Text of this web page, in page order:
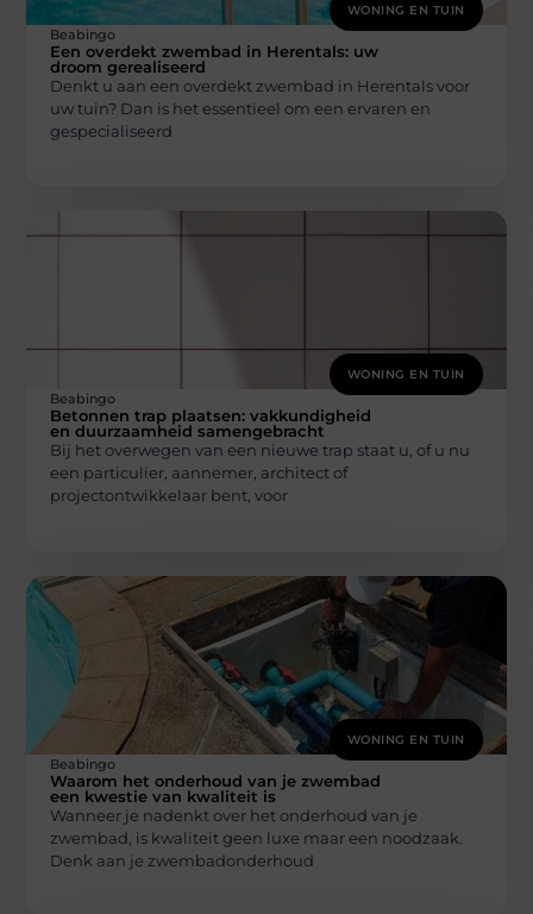
WONING EN TUIN
Beabingo
Een overdekt zwembad in Herentals: uw
droom gerealiseerd
Denkt u aan een overdekt zwembad in Herentals voor
uw tuin? Dan is het essentieel om een ervaren en
gespecialiseerd
WONING EN TUIN
Beabingo
Betonnen trap plaatsen: vakkundigheid
en duurzaamheid samengebracht
Bij het overwegen van een nieuwe trap staat u, of u nu
een particulier, aannemer, architect of
projectontwikkelaar bent, voor
WONING EN TUIN
Beabingo
Waarom het onderhoud van je zwembad
een kwestie van kwaliteit is
Wanneer je nadenkt over het onderhoud van je
zwembad, is kwaliteit geen luxe maar een noodzaak.
Denk aan je zwembadonderhoud